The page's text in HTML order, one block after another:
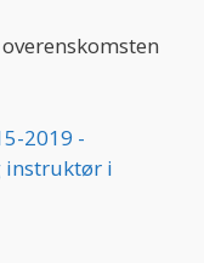
2019 -
instruktør i